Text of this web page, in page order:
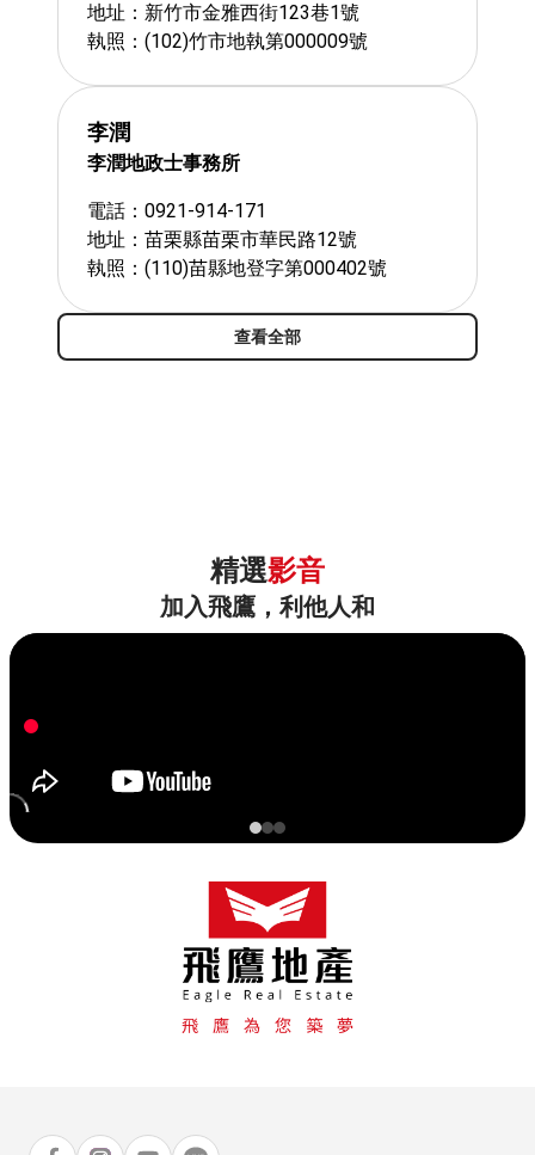
地址：新竹市金雅西街123巷1號
執照：(102)竹市地執第000009號
李潤
李潤地政士事務所
電話：0921-914-171
地址：苗栗縣苗栗市華民路12號
執照：(110)苗縣地登字第000402號
查看全部
精選影音
加入飛鷹，利他人和